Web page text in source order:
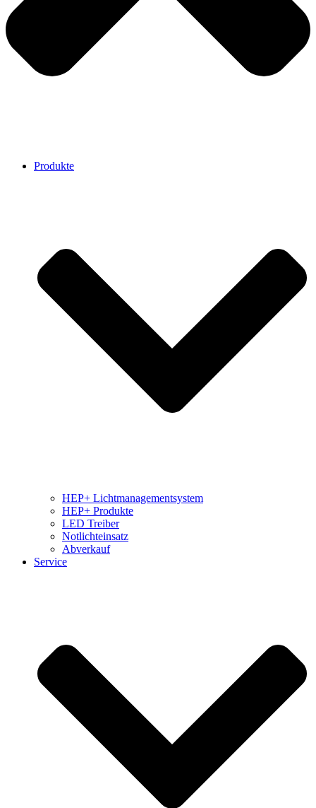
Produkte
HEP+ Lichtmanagementsystem
HEP+ Produkte
LED Treiber
Notlichteinsatz
Abverkauf
Service